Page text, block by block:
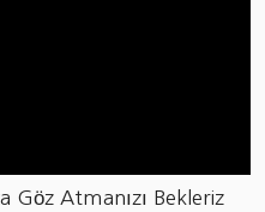
Göz Atmanızı Bekleriz